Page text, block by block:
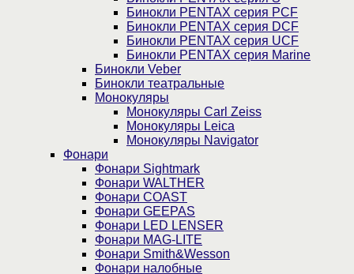
Бинокли PENTAX серия PCF
Бинокли PENTAX серия DCF
Бинокли PENTAX серия UCF
Бинокли PENTAX серия Marine
Бинокли Veber
Бинокли театральные
Монокуляры
Монокуляры Carl Zeiss
Монокуляры Leica
Монокуляры Navigator
Фонари
Фонари Sightmark
Фонари WALTHER
Фонари COAST
Фонари GEEPAS
Фонари LED LENSER
Фонари MAG-LITE
Фонари Smith&Wesson
Фонари налобные